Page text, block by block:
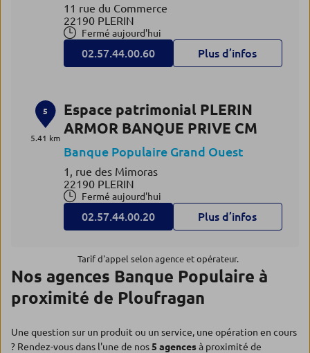
11 rue du Commerce
22190 PLERIN
Fermé aujourd'hui
02.57.44.00.60 Plus d’infos
5
5.41 km
Espace patrimonial PLERIN
ARMOR BANQUE PRIVE CM
Banque Populaire Grand Ouest
1, rue des Mimoras
22190 PLERIN
Fermé aujourd'hui
02.57.44.00.20 Plus d’infos
Tarif d'appel selon agence et opérateur.
Nos agences Banque Populaire à
proximité de Ploufragan
Une question sur un produit ou un service, une opération en cours
? Rendez-vous dans l'une de nos5 agencesà proximité de